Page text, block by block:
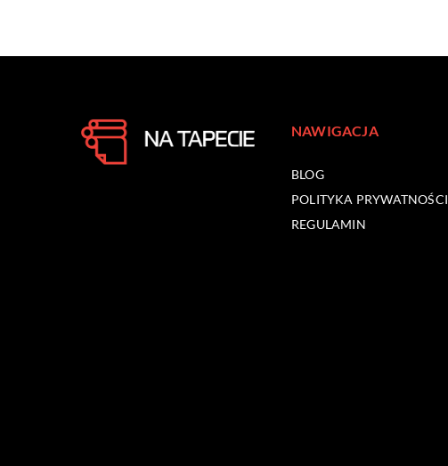
NAWIGACJA
BLOG
POLITYKA PRYWATNOŚCI
REGULAMIN